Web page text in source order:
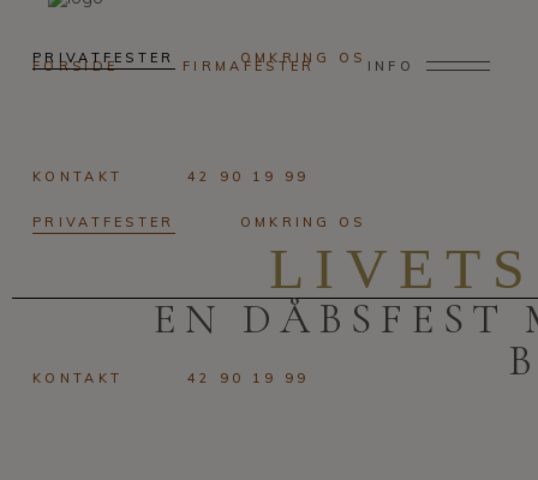
FORSIDE FIRMAFESTER
PRIVATFESTER OMKRING OS
KONTAKT 42 90 19 99
INFO
PRIVATFESTER OMKRING OS
KONTAKT 42 90 19 99
EN DÅBSFEST